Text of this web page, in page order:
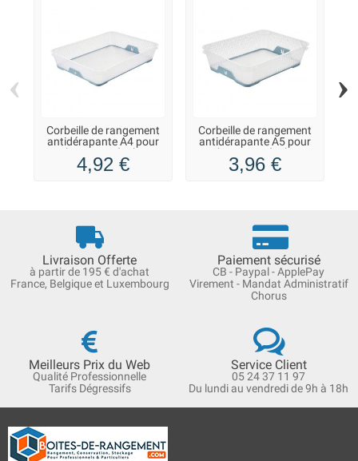
Corbeille de rangement
antidérapante A4 pour
bureau et école
4,92 €
Corbeille de rangement
antidérapante A5 pour
bureau et école
3,96 €
‹ ›
Livraison Offerte
à partir de 195 € d'achat
France, Belgique et Luxembourg
Paiement sécurisé
CB - Paypal - ApplePay
Virement - Mandat Administratif
Chorus
Meilleurs Prix du Web
Qualité Professionnelle
Tarifs Dégressifs
Service Client
05 24 37 11 97
Du lundi au vendredi de 9h à 18h